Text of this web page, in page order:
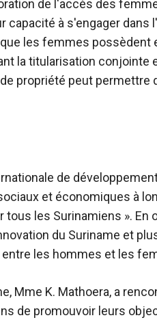
de l'accès des
à s'engager dans
les femmes possèdent
la titularisation conjointe
propriété peut permettre
de
et économiques à
les Surinamiens ». En
du Suriname et
les hommes et les
Mme K. Mathoera, a
de promouvoir leurs